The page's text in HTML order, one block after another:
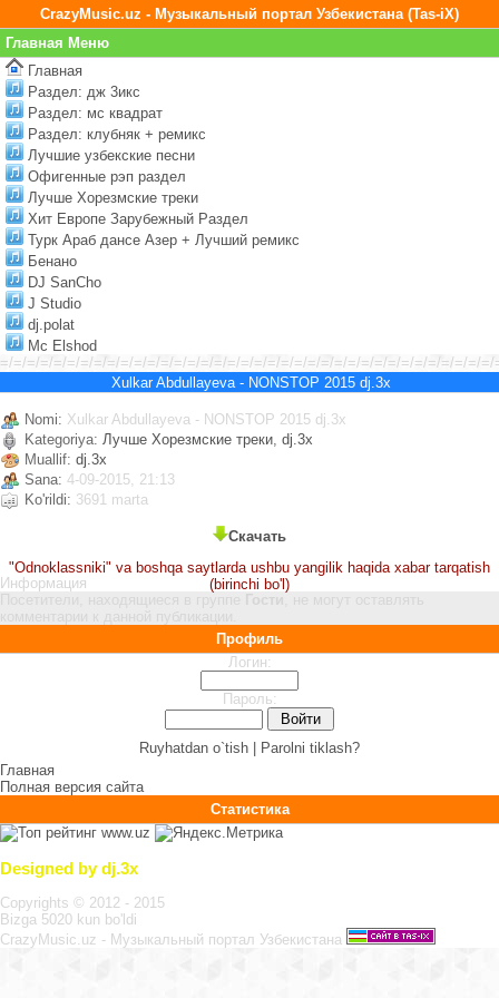
CrazyMusic.uz - Музыкальный портал Узбекистана (Tas-iX)
Главная Меню
Главная
Раздел: дж 3икс
Раздел: мс квадрат
Раздел: клубняк + ремикс
Лучшие узбекские песни
Офигенные рэп раздел
Лучше Хорезмские треки
Хит Европе Зарубежный Раздел
Турк Араб дансе Азер + Лучший ремикс
Бенано
DJ SanCho
J Studio
dj.polat
Mc Elshod
=/=/=/=/=/=/=/=/=/=/=/=/=/=/=/=/=/=/=/=/=/=/=/=/=/=/=/=/=/=/=/=/=/=/=/=/=/
Xulkar Abdullayeva - NONSTOP 2015 dj.3x
Nomi: Xulkar Abdullayeva - NONSTOP 2015 dj.3x
Kategoriya: Лучше Хорезмские треки, dj.3x
Muallif: dj.3x
Sana: 4-09-2015, 21:13
Ko'rildi: 3691 marta
Скачать
"Odnoklassniki" va boshqa saytlarda ushbu yangilik haqida xabar tarqatish
(birinchi bo'l)
Информация
Профиль
Логин:
Пароль:
Ruyhatdan o`tish |
Parolni tiklash?
Главная
Полная версия сайта
Статистика
Designed by dj.3x
Copyrights © 2012 - 2015
Bizga 5020 kun bo'ldi
CrazyMusic.uz - Музыкальный портал Узбекистана